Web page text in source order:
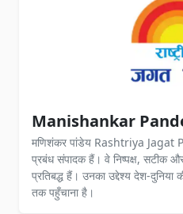
Manishankar
मणिशंकर पांडेय Rashtriya Jagat
प्रबंध संपादक हैं। वे निष्पक्ष, सटीक
प्रतिबद्ध हैं। उनका उद्देश्य देश-
तक पहुँचाना है।